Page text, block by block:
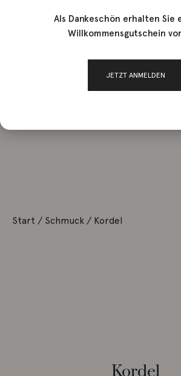
Start / Schmuck / Kordel
Kordel
Als Dankeschön erhalten Sie
Willkommensgutschein
JETZT ANMELDEN